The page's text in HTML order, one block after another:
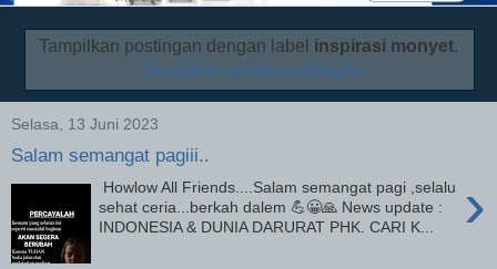
Tampilkan postingan dengan label inspirasi monyet.
Tampilkan semua postingan
Selasa, 13 Juni 2023
Salam semangat pagiii..
›
Howlow All Friends....Salam semangat pagi ,selalu
sehat ceria...berkah dalem 💪😀🙏 News update :
INDONESIA & DUNIA DARURAT PHK. CARI K...